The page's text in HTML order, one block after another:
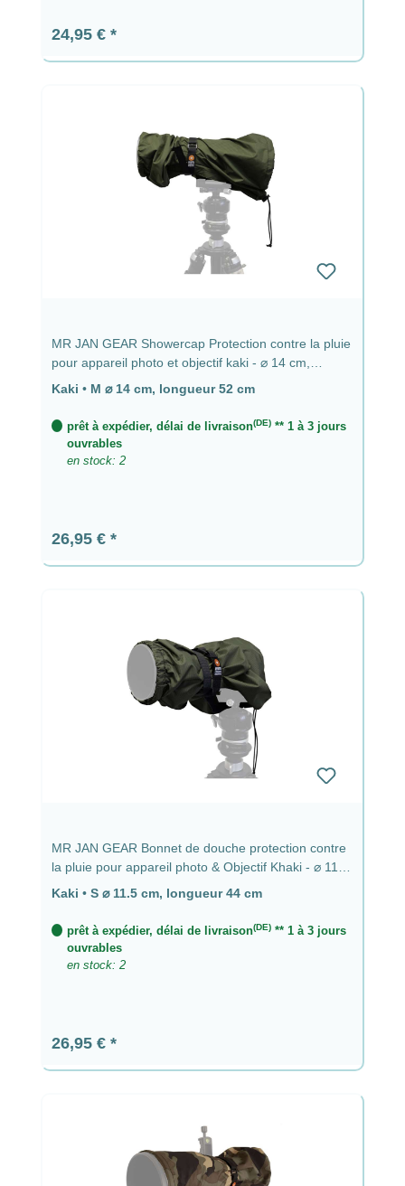
Prix régulier :
24,95 €
MR JAN GEAR Showercap Protection contre la pluie
pour appareil photo et objectif kaki - ⌀ 14 cm,
longueur 52 cm
Kaki • M ⌀ 14 cm, longueur 52 cm
prêt à expédier, délai de livraison(DE)** 1 à 3 jours
ouvrables
en stock: 2
Prix régulier :
26,95 €
MR JAN GEAR Bonnet de douche protection contre
la pluie pour appareil photo & Objectif Khaki - ⌀ 11,5
cm, longueur 44 cm
Kaki • S ⌀ 11.5 cm, longueur 44 cm
prêt à expédier, délai de livraison(DE)** 1 à 3 jours
ouvrables
en stock: 2
Prix régulier :
26,95 €